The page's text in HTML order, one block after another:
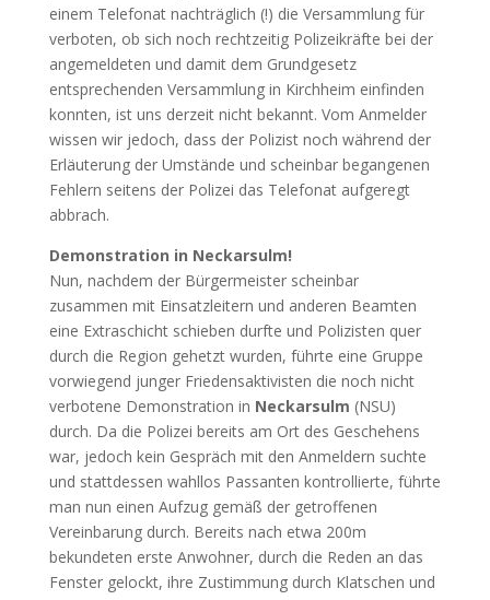
einem Telefonat nachträglich (!) die Versammlung für
verboten, ob sich noch rechtzeitig Polizeikräfte bei der
angemeldeten und damit dem Grundgesetz
entsprechenden Versammlung in Kirchheim einfinden
konnten, ist uns derzeit nicht bekannt. Vom Anmelder
wissen wir jedoch, dass der Polizist noch während der
Erläuterung der Umstände und scheinbar begangenen
Fehlern seitens der Polizei das Telefonat aufgeregt
abbrach.
Demonstration in Neckarsulm!
Nun, nachdem der Bürgermeister scheinbar
zusammen mit Einsatzleitern und anderen Beamten
eine Extraschicht schieben durfte und Polizisten quer
durch die Region gehetzt wurden, führte eine Gruppe
vorwiegend junger Friedensaktivisten die noch nicht
verbotene Demonstration in Neckarsulm (NSU)
durch. Da die Polizei bereits am Ort des Geschehens
war, jedoch kein Gespräch mit den Anmeldern suchte
und stattdessen wahllos Passanten kontrollierte, führte
man nun einen Aufzug gemäß der getroffenen
Vereinbarung durch. Bereits nach etwa 200m
bekundeten erste Anwohner, durch die Reden an das
Fenster gelockt, ihre Zustimmung durch Klatschen und